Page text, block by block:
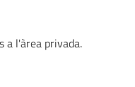
a l'àrea privada.